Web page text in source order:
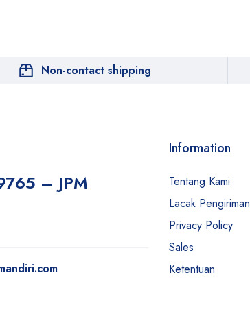
Non-contact shipping
– JPM
Information
Tentang Kami
Lacak Pengiriman
Privacy Policy
Sales
Ketentuan